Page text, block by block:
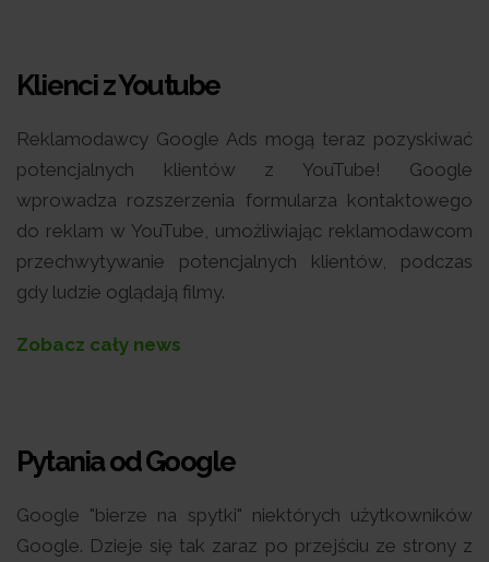
Klienci z Youtube
Reklamodawcy Google Ads mogą teraz pozyskiwać
potencjalnych klientów z YouTube! Google
wprowadza rozszerzenia formularza kontaktowego
do reklam w YouTube, umożliwiając reklamodawcom
przechwytywanie potencjalnych klientów, podczas
gdy ludzie oglądają filmy.
Zobacz cały news
Pytania od Google
Google "bierze na spytki" niektórych użytkowników
Google. Dzieje się tak zaraz po przejściu ze strony z